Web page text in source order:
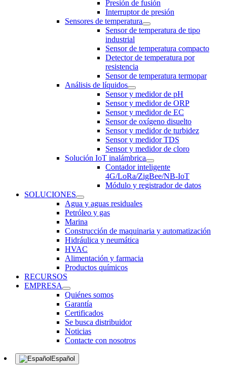
Presión de fusión
Interruptor de presión
Sensores de temperatura
Sensor de temperatura de tipo
industrial
Sensor de temperatura compacto
Detector de temperatura por
resistencia
Sensor de temperatura termopar
Análisis de líquidos
Sensor y medidor de pH
Sensor y medidor de ORP
Sensor y medidor de EC
Sensor de oxígeno disuelto
Sensor y medidor de turbidez
Sensor y medidor TDS
Sensor y medidor de cloro
Solución IoT inalámbrica
Contador inteligente
4G/LoRa/ZigBee/NB-IoT
Módulo y registrador de datos
SOLUCIONES
Agua y aguas residuales
Petróleo y gas
Marina
Construcción de maquinaria y automatización
Hidráulica y neumática
HVAC
Alimentación y farmacia
Productos químicos
RECURSOS
EMPRESA
Quiénes somos
Garantía
Certificados
Se busca distribuidor
Noticias
Contacte con nosotros
Español